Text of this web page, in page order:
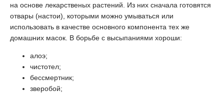
на основе лекарственых растений. Из них сначала готовятся
отвары (настои), которыми можно умываться или
использовать в качестве основного компонента тех же
домашних масок. В борьбе с высыпаниями хороши:
алоэ;
чистотел;
бессмертник;
зверобой;